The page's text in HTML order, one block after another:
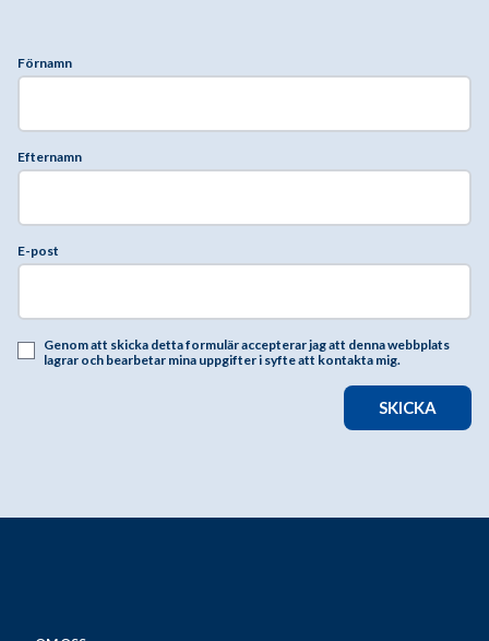
Förnamn
Efternamn
E-post
Genom att skicka detta formulär accepterar jag att denna webbplats
lagrar och bearbetar mina uppgifter i syfte att kontakta mig.
SKICKA